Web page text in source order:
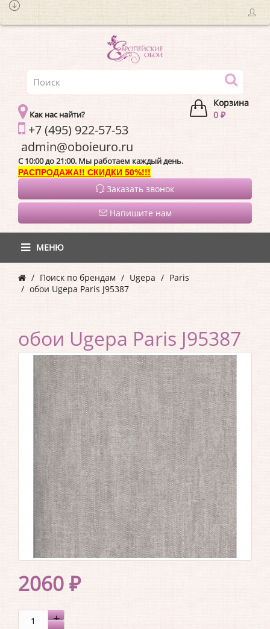
Корзина
0 ₽
Как нас найти?
+7 (495) 922-57-53
C 10:00 до 21:00. Мы работаем каждый день.
РАСПРОДАЖА!! СКИДКИ 50%!!!
Заказать звонок
Напишите нам
МЕНЮ
Поиск по брендам Ugepa
Paris
обои Ugepa Paris J95387
обои Ugepa Paris J95387
2060 ₽